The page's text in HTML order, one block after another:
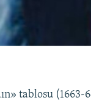
tablosu (1663-